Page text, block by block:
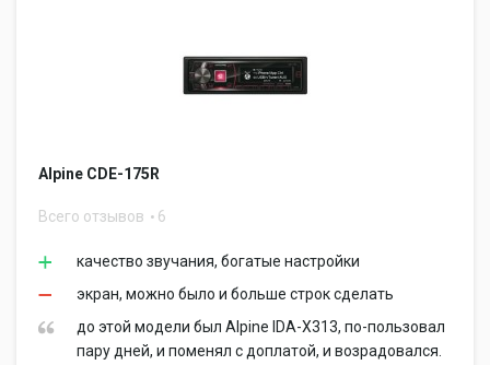
Alpine CDE-175R
Всего отзывов 6
качество звучания, богатые настройки
экран, можно было и больше строк сделать
до этой модели был Alpine IDA-X313, по-пользовал
пару дней, и поменял с доплатой, и возрадовался.